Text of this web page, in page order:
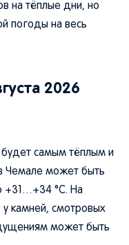
на тёплые дни, но
погоды на весь
2026
будет самым тёплым и
Чемале может быть
+31…+34 °C. На
у камней, смотровых
может быть